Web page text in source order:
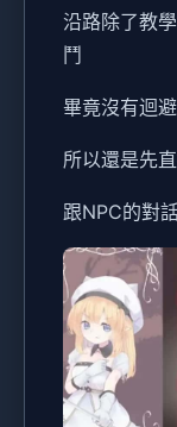
沿路除了教
鬥
畢竟沒有迴
所以還是先
跟NPC的對